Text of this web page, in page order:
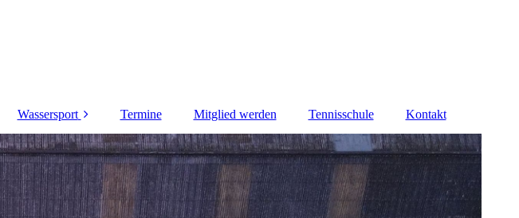
Wassersport
Wassergymnastik
Aqua-Fitness
Kinderschwimmen
Termine Mitglied werden Tennisschule Kontakt